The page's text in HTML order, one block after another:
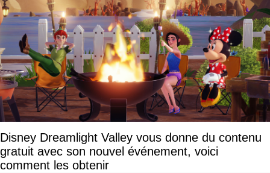
Disney Dreamlight Valley vous donne du contenu
gratuit avec son nouvel événement, voici
comment les obtenir